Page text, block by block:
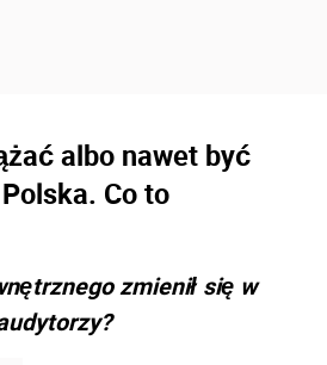
albo nawet być
Co to
zmienił się w